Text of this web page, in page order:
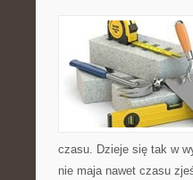
czasu. Dzieje się tak w
nie maja nawet czasu